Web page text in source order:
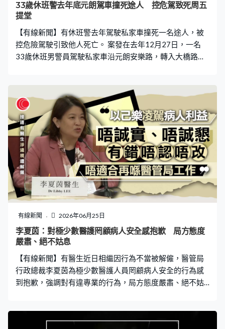
33歲休班警去年底元朗駕車撞死途人 控危駕致死周五
提堂
【有線新聞】有休班警去年駕駛私家車撞死一名途人，被
控危險駕駛引致他人死亡。 案發在去年12月27日，一名
33歲休班男警員駕駛私家車沿元朗安樂路，轉入大橋路時
有線新聞 2026年06月25日
李夏茵：對極少數醫護罔顧病人安全感抱歉 局方態度
嚴肅、絕不姑息
【有線新聞】有醫生近日相繼因行為不當被解僱，醫管局
行政總裁李夏茵為極少數醫護人員罔顧病人安全的行為感
到抱歉，強調對有違專業的行為，局方態度嚴肅、絕不姑
人的利益，如果有人不誠實、不誠懇，有錯不認、有過不